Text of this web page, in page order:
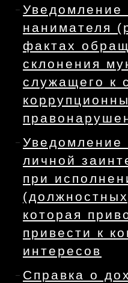
Уведомление
нанимателя
фактах
склонения
служащего к
Уведомление
личной
при
которая
привести к
интересов
Справка о